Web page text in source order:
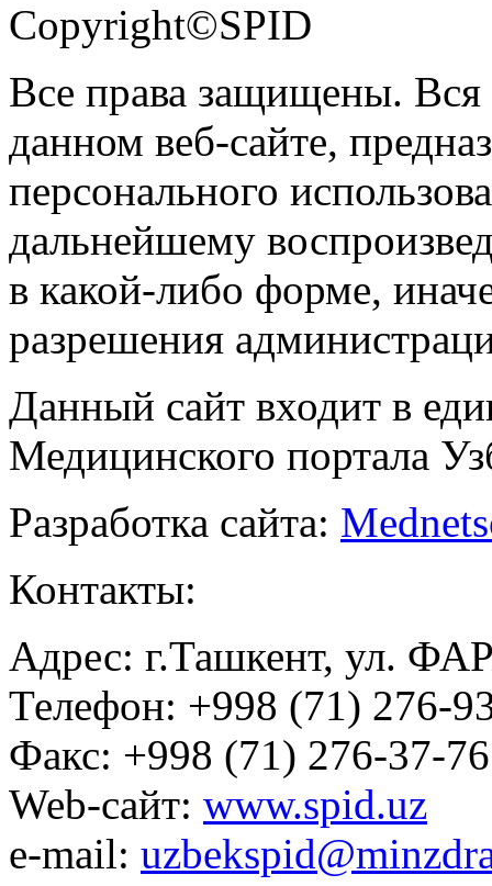
Copyright©SPID
Все права защищены.
данном веб-сайте,
персонального
дальнейшему
в какой-либо форме,
разрешения
Данный сайт входит в
Медицинского портала
Разработка сайта:
Контакты:
Адрес: г.Ташкент, ул.
Телефон: +998 (71) 276-
Факс: +998 (71) 276-37-76
Web-сайт: www.spid.uz
e-mail: